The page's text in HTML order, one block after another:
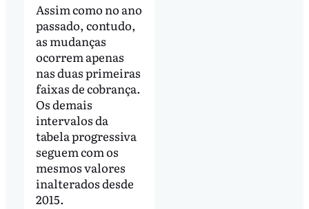
Assim como no ano
passado, contudo,
as mudanças
ocorrem apenas
nas duas primeiras
faixas de cobrança.
Os demais
intervalos da
tabela progressiva
seguem com os
mesmos valores
inalterados desde
2015.